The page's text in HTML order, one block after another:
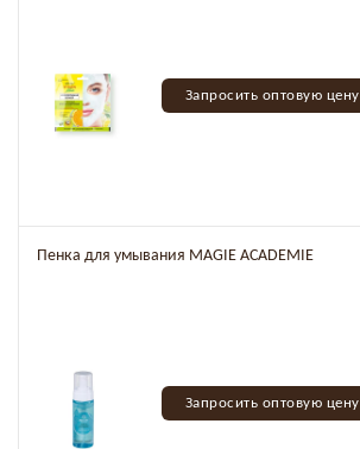
Запросить оптовую цену
Пенка для умывания MAGIE ACADEMIE
Запросить оптовую цену